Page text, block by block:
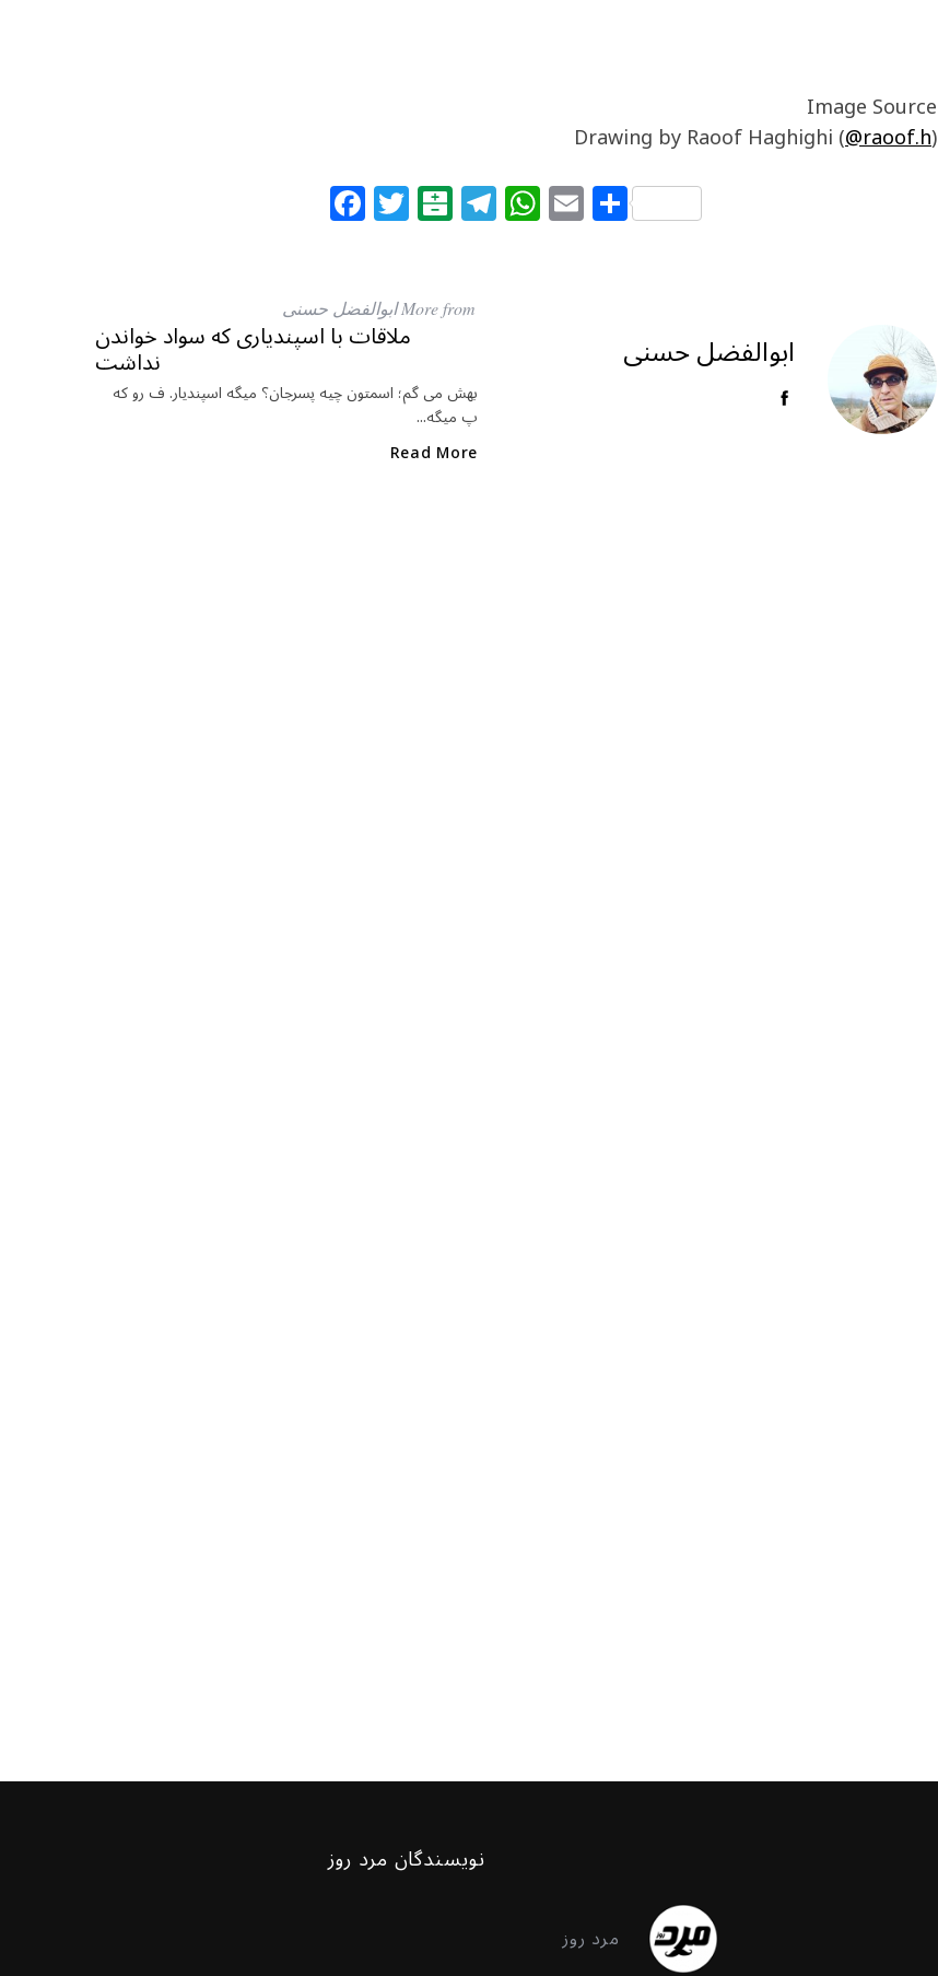
Image Source
Drawing by Raoof Haghighi (@raoof.h)
F
a
e
b
o
ok
T
w
e
B
al
ar
T
el W
h E
m S
h
ابوالفضل حسنی
More from ابوالفضل حسنی
ملاقات با اسپندیاری که سواد خواندن
نداشت
بهش می گم؛ اسمتون چیه پسرجان؟ میگه اسپندیار. ف رو که
پ میگه...
Read More
نویسندگان مرد روز
مرد روز